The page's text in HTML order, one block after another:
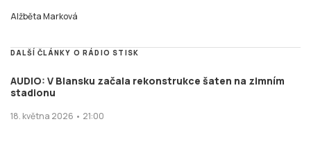
Alžběta Marková
DALŠÍ ČLÁNKY O RÁDIO STISK
AUDIO: V Blansku začala rekonstrukce šaten na zimním
stadionu
18. května 2026 • 21:00